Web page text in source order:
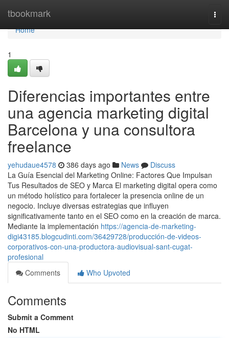
tbookmark
Home
Home
1
Diferencias importantes entre
una agencia marketing digital
Barcelona y una consultora
freelance
yehudaue4578 386 days ago News
Discuss
La Guía Esencial del Marketing Online: Factores Que Impulsan
Tus Resultados de SEO y Marca El marketing digital opera como
un método holístico para fortalecer la presencia online de un
negocio. Incluye diversas estrategias que influyen
significativamente tanto en el SEO como en la creación de marca.
Mediante la implementación https://agencia-de-marketing-
digi43185.blogcudinti.com/36429728/producción-de-videos-
corporativos-con-una-productora-audiovisual-sant-cugat-
profesional
Comments
Who Upvoted
Comments
Submit a Comment
No HTML